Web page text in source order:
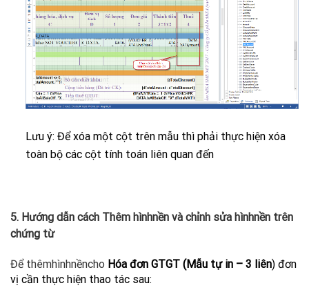
Lưu ý: Để xóa một cột trên mẫu thì phải thực hiện xóa
toàn bộ các cột tính toán liên quan đến
5. Hướng dẫn cách Thêm hìnhnền và chỉnh sửa hìnhnền trên
chứng từ
Để thêmhìnhnềncho Hóa đơn GTGT (Mẫu tự in – 3 liên) đơn
vị cần thực hiện thao tác sau: